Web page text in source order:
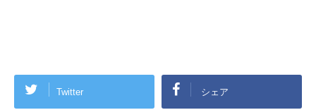
Twitter シェア